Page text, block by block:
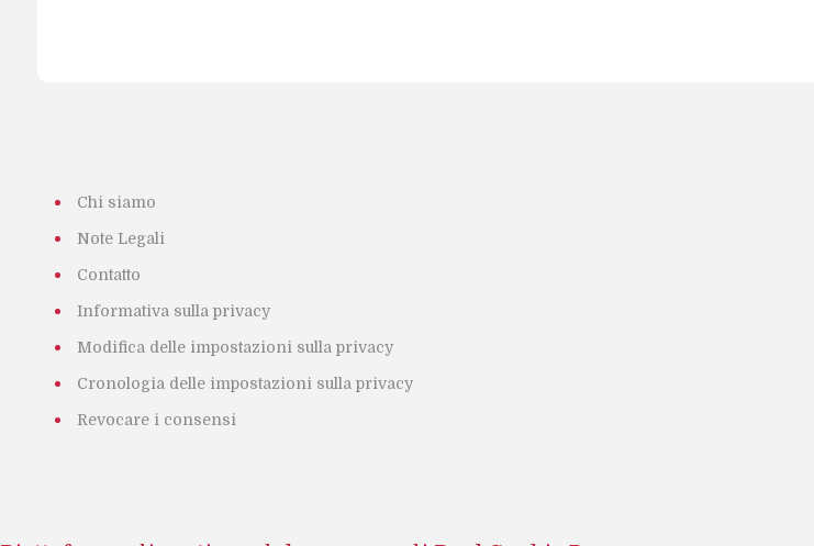
Chi siamo
Note Legali
Contatto
Informativa sulla privacy
Modifica delle impostazioni sulla privacy
Cronologia delle impostazioni sulla privacy
Revocare i consensi